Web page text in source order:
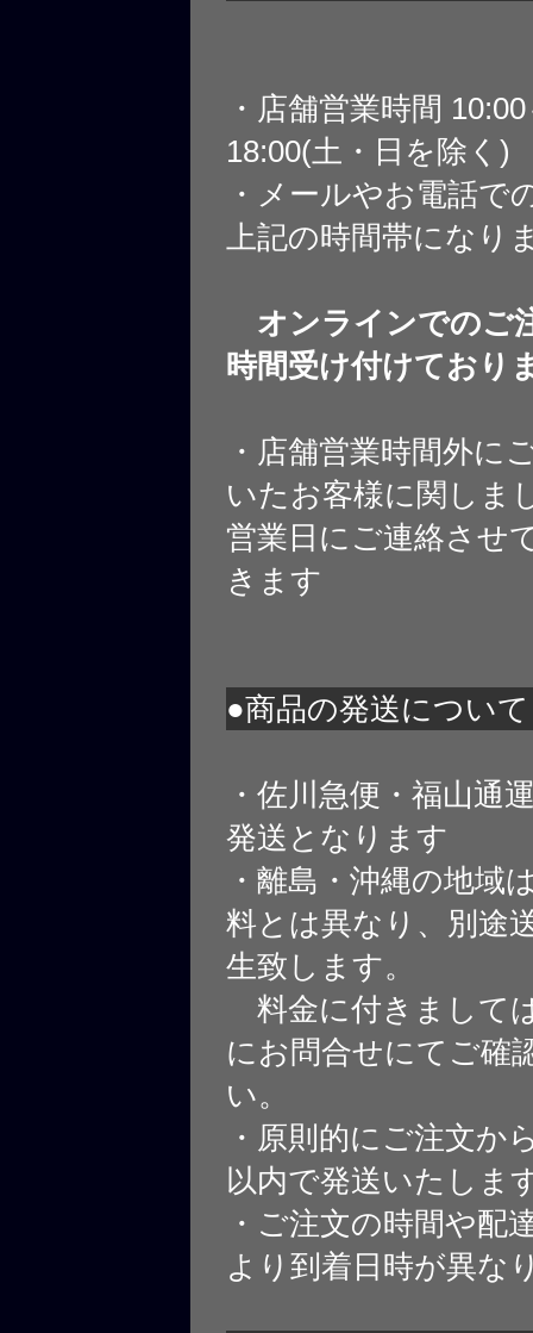
・店舗営業時間
18:00(土・日を除く)
・メールやお電話で
上記の時間帯になり
オンラインでのご
時間受け付けており
・店舗営業時間外に
いたお客様に関しま
営業日にご連絡させ
きます
●商品の発送について
・佐川急便・福山通
発送となります
・離島・沖縄の地域
料とは異なり、別途
生致します。
料金に付きまして
にお問合せにてご確
い。
・原則的にご注文か
以内で発送いたしま
・ご注文の時間や配
より到着日時が異な